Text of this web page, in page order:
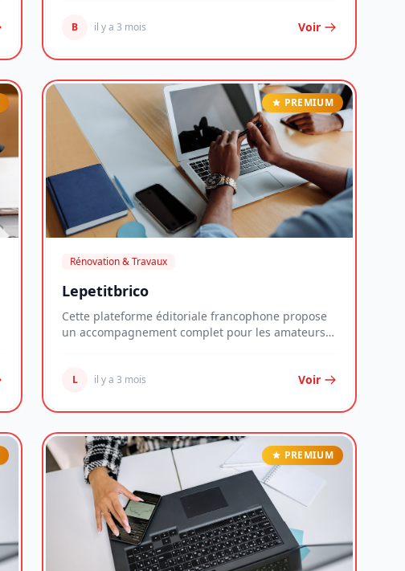
B il y a 3 mois Voir
PREMIUM
Rénovation & Travaux
Lepetitbrico
Cette plateforme éditoriale francophone propose
un accompagnement complet pour les amateurs
L il y a 3 mois Voir
PREMIUM